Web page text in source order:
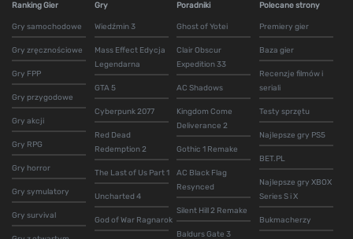
Ranking Gier
Gry samochodowe
Gry zręcznościowe
Gry FPP
Gry przygodowe
Gry akcji
Gry RPG
Gry horror
Gry symulatory
Gry survival
Gry
Wiedźmin 3
Mass Effect Edycja
Legendarna
GTA 5
Cyberpunk 2077
Red Dead
Redemption 2
The Last of Us Part 1
Uncharted 4
God of War Ragnarok
Poradniki
Ghost of Yotei
Clair Obscur
Expedition 33
AC Shadows
Kingdom Come
Deliverance 2
Gothic 1 Remake
AC Black Flag
Resynced
Silent Hill 2 Remake
Baldurs Gate 3
Polecane strony
Premiery gier
Baza gier
Recenzje filmów i
seriali
Testy sprzętu
Najlepsze gry PS5
BET.PL
Najlepsze gry XBOX
Series S i X
Bukmacherzy